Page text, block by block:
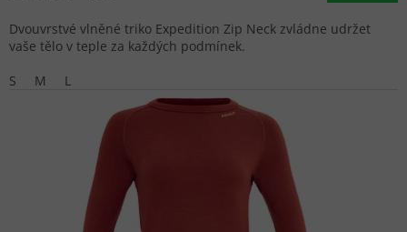
Dvouvrstvé vlněné triko Expedition Zip Neck zvládne udržet
vaše tělo v teple za každých podmínek.
S
M L